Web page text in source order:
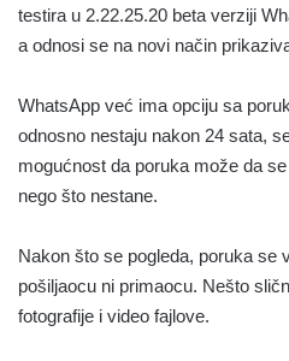
testira u 2.22.25.20 beta verziji
a odnosi se na novi način
WhatsApp već ima opciju sa
odnosno nestaju nakon 24 sata,
mogućnost da poruka može da
nego što nestane.
Nakon što se pogleda, poruka se
pošiljaocu ni primaocu. Nešto
fotografije i video fajlove.